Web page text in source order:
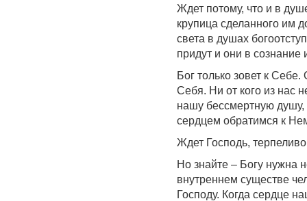
Ждет потому, что и в
крупица сделанного им
света в душах
придут и они в сознание
Бог только зовет к
Себя. Ни от кого из нас
нашу бессмертную
сердцем обратимся к
Ждет Господь,
Но знайте – Богу нужна
внутреннем существе
Господу. Когда сердце